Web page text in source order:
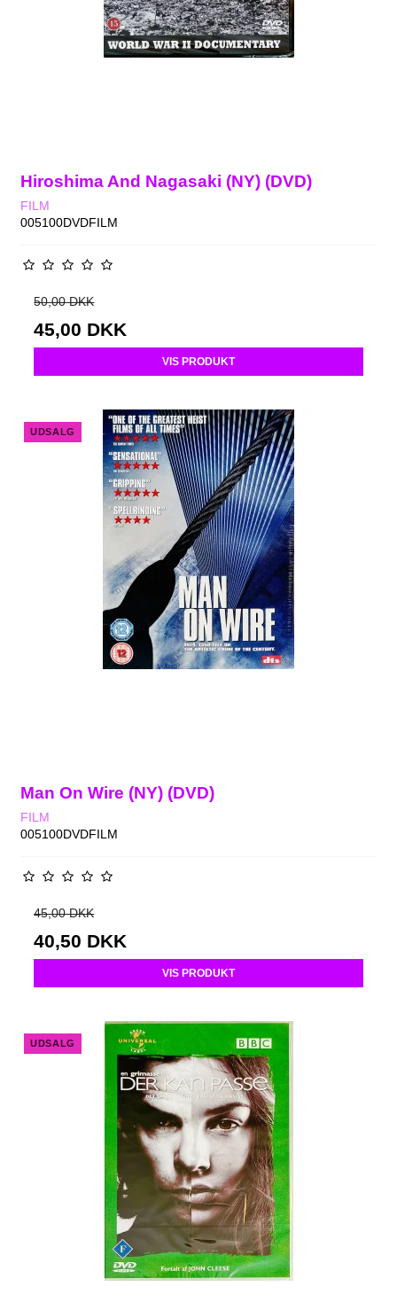
Hiroshima And Nagasaki (NY) (DVD)
FILM
005100DVDFILM
50,00 DKK
45,00 DKK
VIS PRODUKT
UDSALG
Man On Wire (NY) (DVD)
FILM
005100DVDFILM
45,00 DKK
40,50 DKK
VIS PRODUKT
UDSALG